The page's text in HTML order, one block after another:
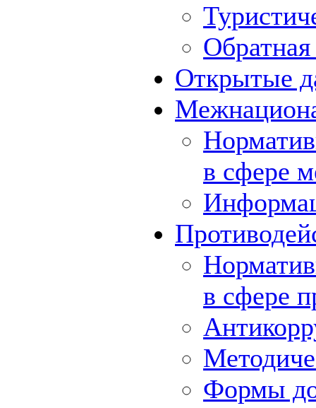
Обратная
Открытые
в сфере
в сфере
Формы